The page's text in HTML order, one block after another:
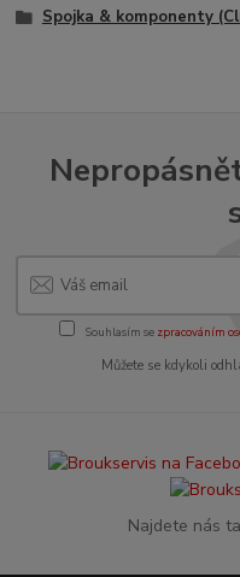
Spojka & komponenty
Souhlasím se zpracováním
Můžete se kdykoli
Najdete nás